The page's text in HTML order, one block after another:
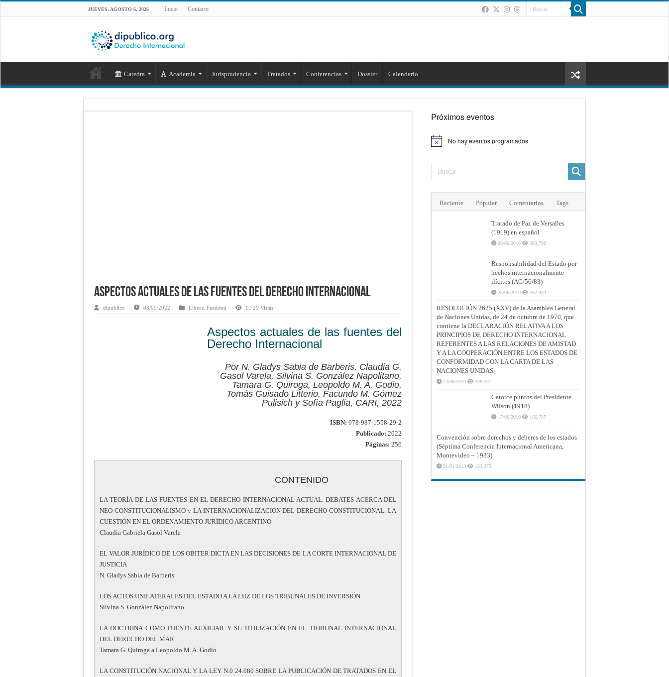
JUEVES, AGOSTO 6, 2026 Inicio Contacto
Catedra Academia Jurisprudencia Tratados Conferencias Dossier Calendario
Aspectos actuales de las fuentes del Derecho Internacional
dipublico 08/09/2022 Libros Featured 1,729 Vistas
Aspectos actuales de las fuentes del
Derecho Internacional
Por N. Gladys Sabia de Barberis, Claudia G.
Gasol Varela, Silvina S. González Napolitano,
Tamara G. Quiroga, Leopoldo M. A. Godio,
Tomás Guisado Litterio, Facundo M. Gómez
Pulisich y Sofía Paglia, CARI, 2022
ISBN: 978-987-1558-29-2
Publicado: 2022
Páginas: 256
CONTENIDO
LA TEORÍA DE LAS FUENTES EN EL DERECHO INTERNACIONAL ACTUAL. DEBATES ACERCA DEL
NEO CONSTITUCIONALISMO y LA INTERNACIONALIZACIÓN DEL DERECHO CONSTITUCIONAL. LA
CUESTIÓN EN EL ORDENAMIENTO JURÍDICO ARGENTINO
Claudia Gabriela Gasol Varela
EL VALOR JURÍDICO DE LOS OBITER DICTA EN LAS DECISIONES DE LA CORTE INTERNACIONAL DE
JUSTICIA
N. Gladys Sabia de Barberis
LOS ACTOS UNILATERALES DEL ESTADO A LA LUZ DE LOS TRIBUNALES DE INVERSIÓN
Silvina S. González Napolitano
LA DOCTRINA COMO FUENTE AUXILIAR Y SU UTILIZACIÓN EN EL TRIBUNAL INTERNACIONAL
DEL DERECHO DEL MAR
Tamara G. Quiroga a Leopoldo M. A. Godio
LA CONSTITUCIÓN NACIONAL Y LA LEY N.0 24.080 SOBRE LA PUBLICACIÓN DE TRATADOS EN EL
Próximos eventos
Aviso No hay eventos programados.
Reciente Popular Comentarios Tags
Tratado de Paz de Versalles
(1919) en español
06/06/2010 393,798
Responsabilidad del Estado por
hechos internacionalmente
ilícitos (AG/56/83)
25/06/2010 262,934
RESOLUCIÓN 2625 (XXV) de la Asamblea General
de Naciones Unidas, de 24 de octubre de 1970, que
contiene la DECLARACIÓN RELATIVA A LOS
PRINCIPIOS DE DERECHO INTERNACIONAL
REFERENTES A LAS RELACIONES DE AMISTAD
Y A LA COOPERACIÓN ENTRE LOS ESTADOS DE
CONFORMIDAD CON LA CARTA DE LAS
NACIONES UNIDAS
24/06/2010 238,537
Catorce puntos del Presidente
Wilson (1918)
17/06/2010 166,737
Convención sobre derechos y deberes de los estados
(Séptima Conferencia Internacional Americana,
Montevideo – 1933)
21/01/2013 123,373